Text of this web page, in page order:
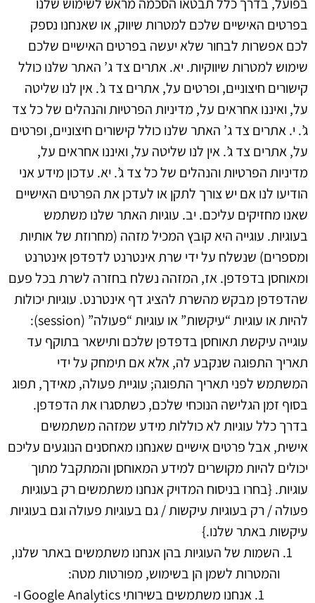
בפרטים האישיים שלכם למטרות שיווק, או שאנחנו נספק
לכם אפשרות לבחור שלא יעשה בפרטים האישיים שלכם
שימוש למטרות שיווקיות.יא. אתרים צד ג’ האתר שלנו כולל
קישורים חיצוניים, ופרטים על, אתרים צד ג’. אין לנו שליטה
על, ואיננו אחראים על, מדיניות הפרטיות והנהלים של כל צד
ג’.י. אתרים צד ג’ האתר שלנו כולל קישורים חיצוניים, ופרטים
על, אתרים צד ג’. אין לנו שליטה על, ואיננו אחראים על,
מדיניות הפרטיות והנהלים של כל צד ג’.יא. עדכון מידעאני
הודיעו לנו אם יש צורך לתקן או לעדכן את הפרטים האישיים
שאנו מחזיקים עליכם.יב. עוגיותהאתר שלנו משתמש
בעוגיות. עוגייה היא קובץ המכיל מזהה (מחרוזת של אותיות
ומספרים) שנשלח על ידי שרת אינטרנט לדפדפן אינטרנט
ומאוחסן בדפדפן. אז, המזהה נשלח בחזרה לשרת בכל פעם
שהדפדפן מבקש מהשרת להציג דף אינטרנט. עוגיות יכולות
להיות או עוגיות “עיקשות” או עוגיות “פעולה” (session):
עוגייה עיקשת תאוחסן בדפדפן שלכם ותישאר בתוקף עד
תאריך התפוגה שנקבע לה, אלא אם תימחק על ידי
המשתמש לפני תאריך התפוגה; עוגיית פעולה, מאידך, תפוג
בסוף זמן הגלישה הנוכחי שלכם, כשתסגרו את הדפדפן.
בדרך כלל עוגיות לא כוללות מידע שמזהה משתמשים
אישית, אבל פרטים אישיים שאנחנו מאחסנים הנוגעים עליכם
יכולים להיות מקושרים למידע המאוחסן והמתקבל מתוך
עוגיות. {בחרו בניסוח המדויק אנחנו משתמשים רק בעוגיות
פעולה / רק בעוגיות עיקשות / גם בעוגיות פעולה וגם בעוגיות
עיקשות באתר שלנו.}
השמות של העוגיות בהן אנחנו משתמשים באתר שלנו,
והמטרות לשמן הן בשימוש, מפורטות מטה:
אנחנו משתמשים בשירותי Google Analytics ו-